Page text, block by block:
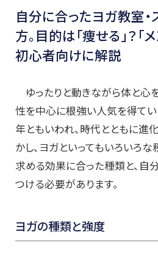
自分に合ったヨガ教室
方。目的は「痩せる」？「
初心者向けに解説
ゆったりと動きながら体と心
性を中心に根強い人気を得てい
年ともいわれ、時代とともに進
かし、ヨガといってもいろいろ
求める効果に合った種類と、自
つける必要があります。
ヨガの種類と強度